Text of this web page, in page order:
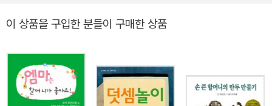
지에서 1994년부터 출간되어 온 단행본이다. 칼데콧 상에서 뉴베리
들의 사랑을 꾸준히 받아왔다. 모리스 센닥, 아놀드 로벨, 윌리엄 스타
이그, 간자와 도시코 등 전 세계 거장들의 대표작들로 시적인 문장과
수준 높은 그림으로 구성되었다. 비룡소에서는 <난 책읽기가 좋아>
이 상품을 구입한 분들이 구매한 상품